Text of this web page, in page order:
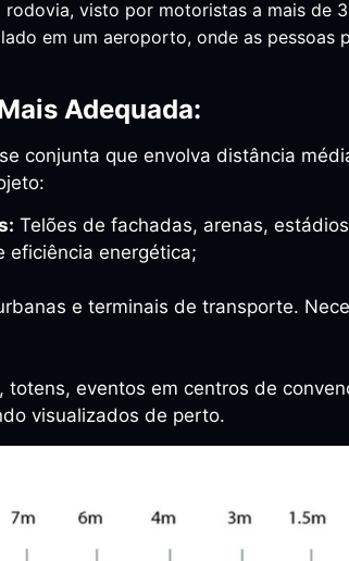
visto por motoristas a mais de
em um aeroporto, onde as pessoas
Adequada:
conjunta que envolva distância
Telões de fachadas, arenas,
eficiência energética;
e terminais de transporte.
totens, eventos em centros de
visualizados de perto.